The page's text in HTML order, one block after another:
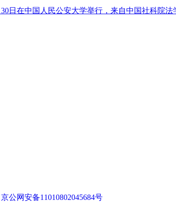
日在中国人民公安大学举行，来自中国社科院法
京公网安备11010802045684号